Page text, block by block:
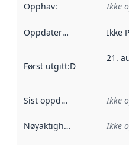
Opphav: Ikke
Oppdateringsfrekvens :
Ikke
Først utgitt:Denne
21.
Sist oppdatert Ikke
Nøyaktighet Ikke